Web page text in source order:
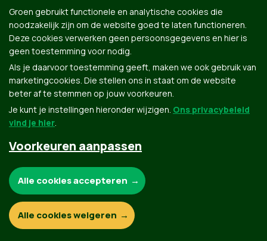
Groen.be
© Copyright Groen 2026 | Gemaakt metNationBuilder| Gebouwd doorTectonica
Contact Privacybeleid
Groen gebruikt functionele en analytische cookies die
noodzakelijk zijn om de website goed te laten functioneren.
Deze cookies verwerken geen persoonsgegevens en hier is
geen toestemming voor nodig.
Als je daarvoor toestemming geeft, maken we ook gebruik van
marketingcookies. Die stellen ons in staat om de website
beter af te stemmen op jouw voorkeuren.
Je kunt je instellingen hieronder wijzigen. Ons privacybeleid
vind je hier.
Voorkeuren aanpassen
Functionele en analytische cookies:
Alle cookies accepteren
Alle cookies weigeren